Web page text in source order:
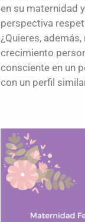
en su maternidad
perspectiva
¿Quieres,
crecimiento
consciente en un
con un perfil